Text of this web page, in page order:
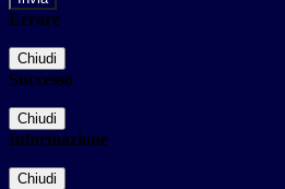
Errore
Chiudi
Successo
Chiudi
Informazione
Chiudi